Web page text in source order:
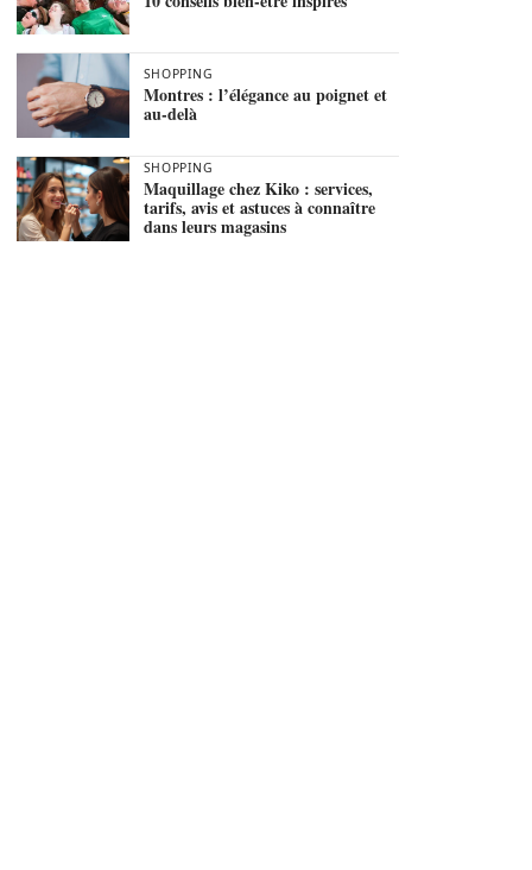
SHOPPING
Montres : l’élégance au poignet et
au-delà
SHOPPING
Maquillage chez Kiko : services,
tarifs, avis et astuces à connaître
dans leurs magasins